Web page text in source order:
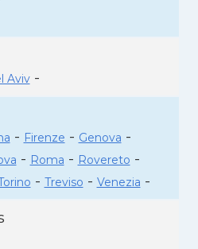
Aviv-
- Firenze - Genova -
- Roma - Rovereto -
- Treviso - Venezia -